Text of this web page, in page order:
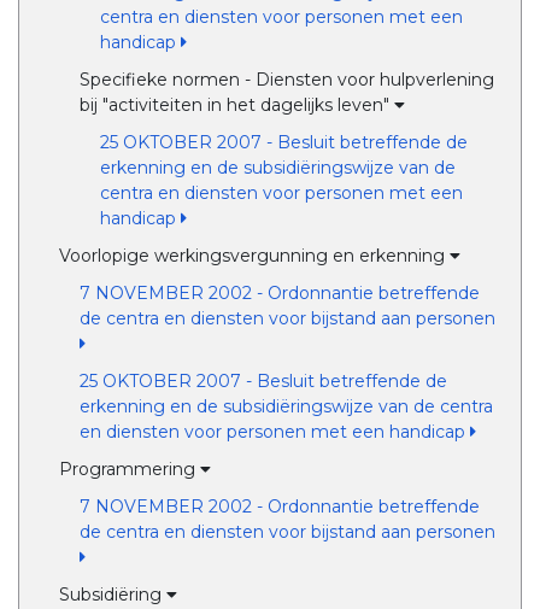
centra en diensten voor personen met een
handicap
Specifieke normen - Diensten voor hulpverlening
bij "activiteiten in het dagelijks leven"
25 OKTOBER 2007 - Besluit betreffende de
erkenning en de subsidiëringswijze van de
centra en diensten voor personen met een
handicap
Voorlopige werkingsvergunning en erkenning
7 NOVEMBER 2002 - Ordonnantie betreffende
de centra en diensten voor bijstand aan personen
25 OKTOBER 2007 - Besluit betreffende de
erkenning en de subsidiëringswijze van de centra
en diensten voor personen met een handicap
Programmering
7 NOVEMBER 2002 - Ordonnantie betreffende
de centra en diensten voor bijstand aan personen
Subsidiëring